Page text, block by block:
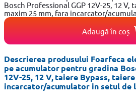
Bosch Professional GGP 12V-25, 12 V,
maxim 25 mm, fara incarcator/
Adaugă în coș
Descrierea produsului Foarfeca
pe acumulator pentru gradina
12V-25, 12 V, taiere Bypass,
incarcator/acumulator in setul de